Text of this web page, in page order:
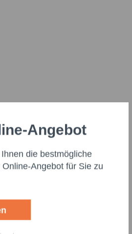
Aktiv
Aktiv
Angebot
die bestmögliche
Angebot für Sie zu